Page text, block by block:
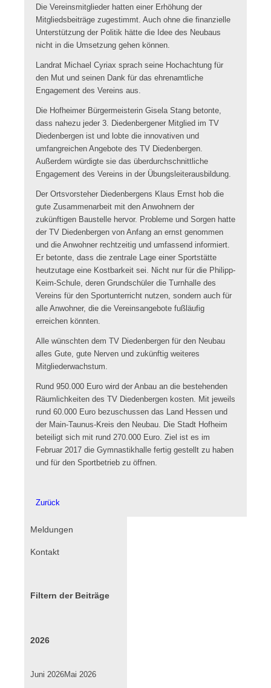
Die Vereinsmitglieder hatten einer Erhöhung der
Mitgliedsbeiträge zugestimmt. Auch ohne die finanzielle
Unterstützung der Politik hätte die Idee des Neubaus
nicht in die Umsetzung gehen können.
Landrat Michael Cyriax sprach seine Hochachtung für
den Mut und seinen Dank für das ehrenamtliche
Engagement des Vereins aus.
Die Hofheimer Bürgermeisterin Gisela Stang betonte,
dass nahezu jeder 3. Diedenbergener Mitglied im TV
Diedenbergen ist und lobte die innovativen und
umfangreichen Angebote des TV Diedenbergen.
Außerdem würdigte sie das überdurchschnittliche
Engagement des Vereins in der Übungsleiterausbildung.
Der Ortsvorsteher Diedenbergens Klaus Ernst hob die
gute Zusammenarbeit mit den Anwohnern der
zukünftigen Baustelle hervor. Probleme und Sorgen hatte
der TV Diedenbergen von Anfang an ernst genommen
und die Anwohner rechtzeitig und umfassend informiert.
Er betonte, dass die zentrale Lage einer Sportstätte
heutzutage eine Kostbarkeit sei. Nicht nur für die Philipp-
Keim-Schule, deren Grundschüler die Turnhalle des
Vereins für den Sportunterricht nutzen, sondern auch für
alle Anwohner, die die Vereinsangebote fußläufig
erreichen könnten.
Alle wünschten dem TV Diedenbergen für den Neubau
alles Gute, gute Nerven und zukünftig weiteres
Mitgliederwachstum.
Rund 950.000 Euro wird der Anbau an die bestehenden
Räumlichkeiten des TV Diedenbergen kosten. Mit jeweils
rund 60.000 Euro bezuschussen das Land Hessen und
der Main-Taunus-Kreis den Neubau. Die Stadt Hofheim
beteiligt sich mit rund 270.000 Euro. Ziel ist es im
Februar 2017 die Gymnastikhalle fertig gestellt zu haben
und für den Sportbetrieb zu öffnen.
Zurück
Navigation
Meldungen
Kontakt
Filtern der Beiträge
2026
Juni 2026Mai 2026